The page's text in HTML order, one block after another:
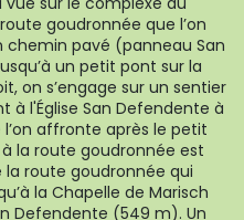
goudronnée que l’on
chemin pavé (panneau San
un petit pont sur la
on s’engage sur un sentier
l'Église San Defendente à
l’on affronte après le petit
la route goudronnée est
route goudronnée qui
la Chapelle de Marisch
Defendente (549 m). Un